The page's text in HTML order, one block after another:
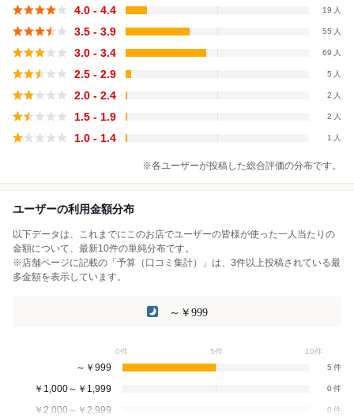
4.0 - 4.4 19
3.5 - 3.9 55
3.0 - 3.4 69
2.5 - 2.9 5
2.0 - 2.4 2
1.5 - 1.9 2
1.0 - 1.4 1
※各ユーザーが投稿した総合評価の分布です。
ユーザーの利用金額分布
以下データは、これまでにこのお店でユーザーの皆様が使った一人当たりの
金額について、最新10件の単純分布です。
※店舗ページに記載の「予算（口コミ集計）」は、3件以上投稿されている最
多金額を表示しています。
～￥999
0件 5件 10件
～￥999 5
￥1,000～￥1,999 0
￥2,000～￥2,999 0